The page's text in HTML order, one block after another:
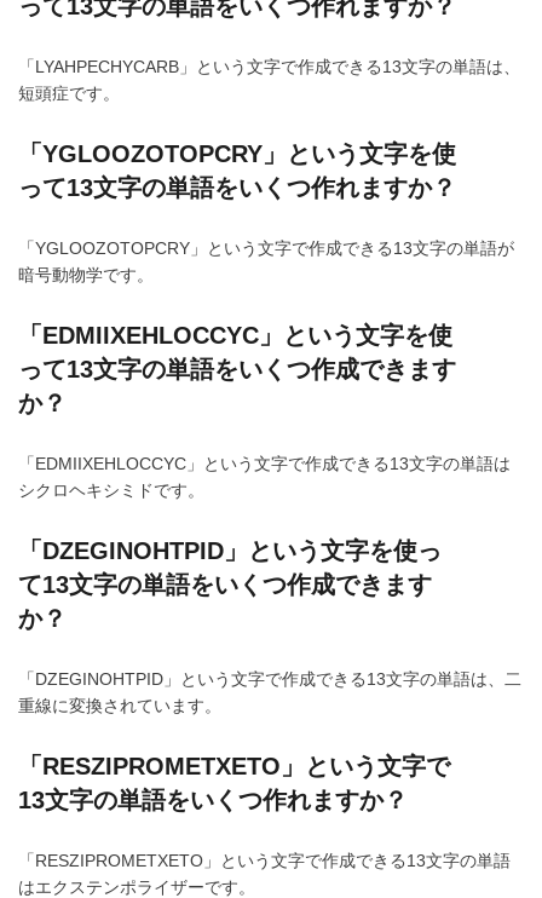
って13文字の単語をいくつ作れますか？
「LYAHPECHYCARB」という文字で作成できる13文字の単語は、
短頭症です。
「YGLOOZOTOPCRY」という文字を使
って13文字の単語をいくつ作れますか？
「YGLOOZOTOPCRY」という文字で作成できる13文字の単語が
暗号動物学です。
「EDMIIXEHLOCCYC」という文字を使
って13文字の単語をいくつ作成できます
か？
「EDMIIXEHLOCCYC」という文字で作成できる13文字の単語は
シクロヘキシミドです。
「DZEGINOHTPID」という文字を使っ
て13文字の単語をいくつ作成できます
か？
「DZEGINOHTPID」という文字で作成できる13文字の単語は、二
重線に変換されています。
「RESZIPROMETXETO」という文字で
13文字の単語をいくつ作れますか？
「RESZIPROMETXETO」という文字で作成できる13文字の単語
はエクステンポライザーです。